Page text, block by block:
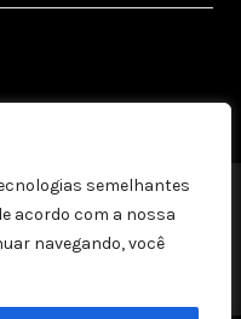
semelhantes
acordo com a nossa
navegando, você
reservados!